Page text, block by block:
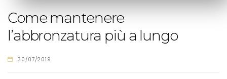
Come mantenere
l’abbronzatura più a lungo
30/07/2019